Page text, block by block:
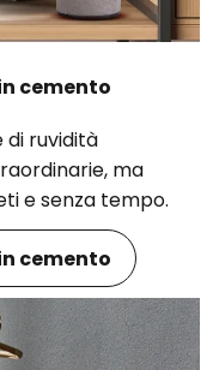
cemento
di ruvidità
ma
e senza tempo.
cemento